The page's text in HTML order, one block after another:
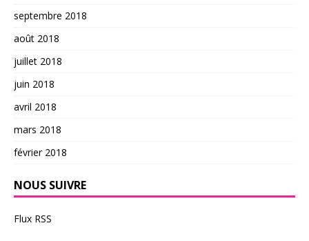
septembre 2018
août 2018
juillet 2018
juin 2018
avril 2018
mars 2018
février 2018
NOUS SUIVRE
Flux RSS